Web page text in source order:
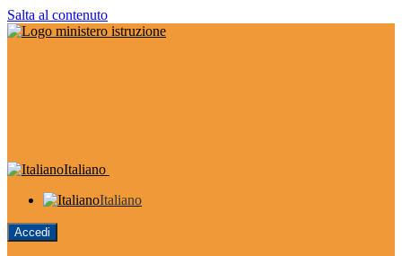
Salta al contenuto
Italiano
Italiano
Accedi